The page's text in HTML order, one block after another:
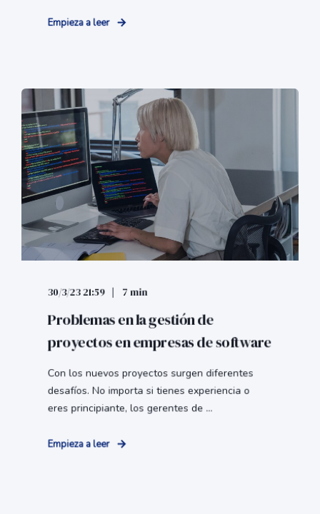
Empieza a leer
30/3/23 21:59 7 min
Problemas en la gestión de
proyectos en empresas de software
Con los nuevos proyectos surgen diferentes
desafíos. No importa si tienes experiencia o
eres principiante, los gerentes de ...
Empieza a leer